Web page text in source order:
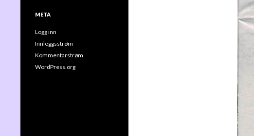
META
Logg inn
Innleggsstrøm
Kommentarstrøm
WordPress.org